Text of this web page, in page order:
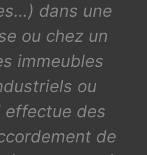
dans une
ou chez un
immeubles
ou
effectue des
de